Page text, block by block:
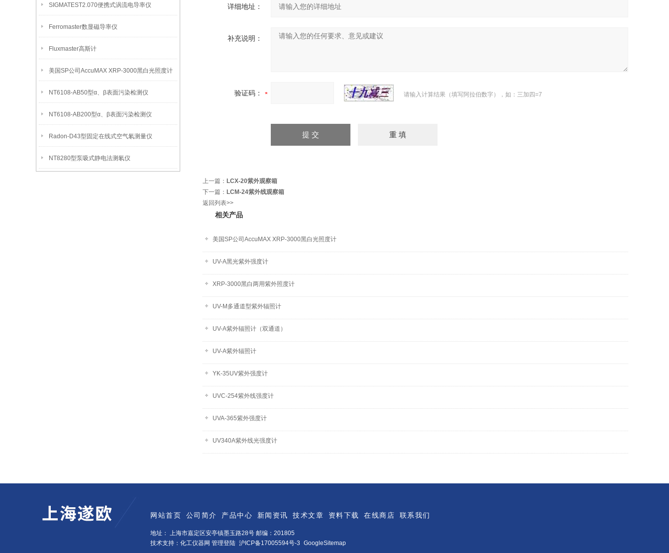
SIGMATEST2.070便携式涡流电导率仪
Ferromaster数显磁导率仪
Fluxmaster高斯计
美国SP公司AccuMAX XRP-3000黑白光照度计
NT6108-AB50型α、β表面污染检测仪
NT6108-AB200型α、β表面污染检测仪
Radon-D43型固定在线式空气氡测量仪
NT8280型泵吸式静电法测氡仪
详细地址：
补充说明：
验证码： 请输入计算结果（填写阿拉伯数字），如：三加四=7
上一篇： LCX-20紫外观察箱
下一篇： LCM-24紫外线观察箱
返回列表>>
相关产品
美国SP公司AccuMAX XRP-3000黑白光照度计
UV-A黑光紫外强度计
XRP-3000黑白两用紫外照度计
UV-M多通道型紫外辐照计
UV-A紫外辐照计（双通道）
UV-A紫外辐照计
YK-35UV紫外强度计
UVC-254紫外线强度计
UVA-365紫外强度计
UV340A紫外线光强度计
网站首页 公司简介 产品中心 新闻资讯 技术文章 资料下载 在线商店 联系我们
地址： 上海市嘉定区安亭镇墨玉路28号 邮编：201805
技术支持：化工仪器网 管理登陆 沪ICP备17005594号-3 GoogleSitemap